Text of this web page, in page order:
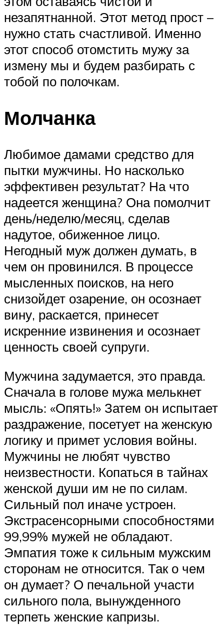
незапятнанной. Этот метод прост –
нужно стать счастливой. Именно
этот способ отомстить мужу за
измену мы и будем разбирать с
тобой по полочкам.
Молчанка
Любимое дамами средство для
пытки мужчины. Но насколько
эффективен результат? На что
надеется женщина? Она помолчит
день/неделю/месяц, сделав
надутое, обиженное лицо.
Негодный муж должен думать, в
чем он провинился. В процессе
мысленных поисков, на него
снизойдет озарение, он осознает
вину, раскается, принесет
искренние извинения и осознает
ценность своей супруги.
Мужчина задумается, это правда.
Сначала в голове мужа мелькнет
мысль: «Опять!» Затем он испытает
раздражение, посетует на женскую
логику и примет условия войны.
Мужчины не любят чувство
неизвестности. Копаться в тайнах
женской души им не по силам.
Сильный пол иначе устроен.
Экстрасенсорными способностями
99,99% мужей не обладают.
Эмпатия тоже к сильным мужским
сторонам не относится. Так о чем
он думает? О печальной участи
сильного пола, вынужденного
терпеть женские капризы.